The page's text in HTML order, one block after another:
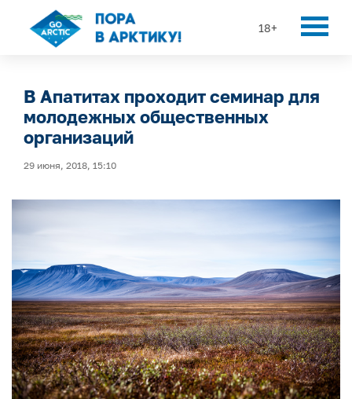
18+
В Апатитах проходит семинар для
молодежных общественных
организаций
29 июня, 2018, 15:10